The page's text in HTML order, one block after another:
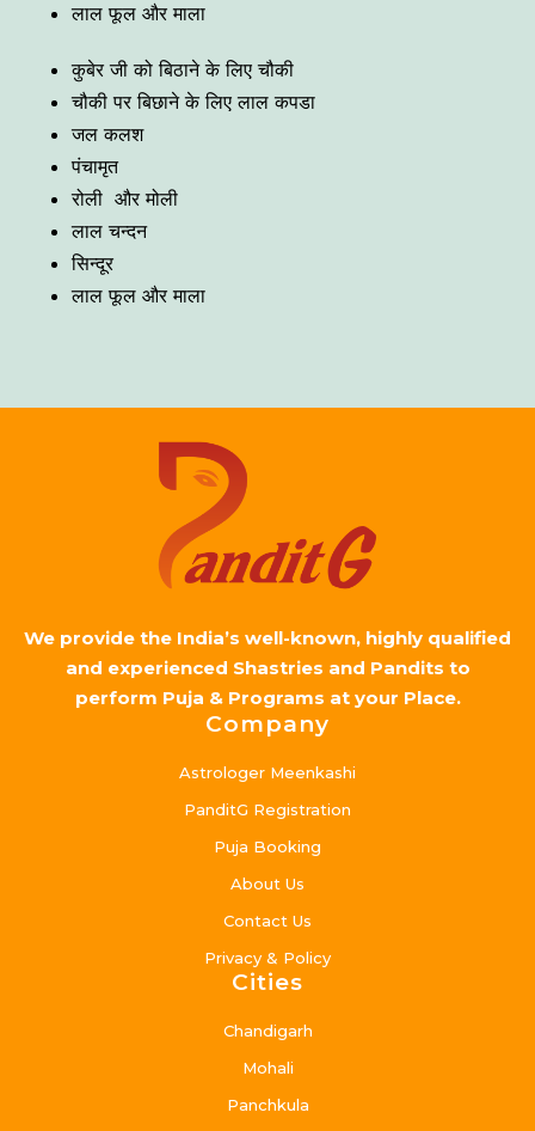
लाल फूल और माला
कुबेर जी को बिठाने के लिए चौकी
चौकी पर बिछाने के लिए लाल कपडा
जल कलश
पंचामृत
रोली और मोली
लाल चन्दन
सिन्दूर
लाल फूल और माला
We provide the India’s well-known, highly qualified
and experienced Shastries and Pandits to
perform Puja & Programs at your Place.
Company
Astrologer Meenkashi
PanditG Registration
Puja Booking
About Us
Contact Us
Privacy & Policy
Cities
Chandigarh
Mohali
Panchkula